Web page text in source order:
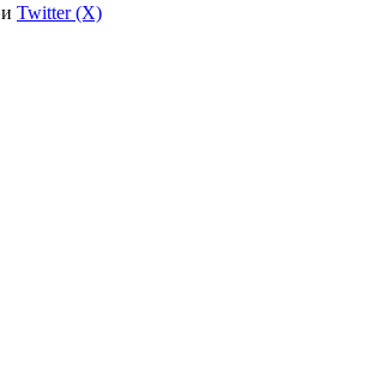
и Twitter (X)